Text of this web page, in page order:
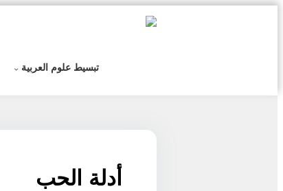
تبسيط علوم العربية
أدلة الحب